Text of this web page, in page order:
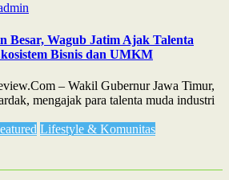
Besar, Wagub Jatim Ajak Talenta
Bisnis dan UMKM
– Wakil Gubernur Jawa Timur,
mengajak para talenta muda industri
Lifestyle & Komunitas